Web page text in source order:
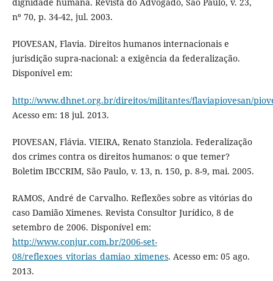
dignidade humana. Revista do Advogado, São Paulo, v. 23,
nº 70, p. 34-42, jul. 2003.
PIOVESAN, Flavia. Direitos humanos internacionais e
jurisdição supra-nacional: a exigência da federalização.
Disponível em:
http://www.dhnet.org.br/direitos/militantes/flaviapiovesan/
Acesso em: 18 jul. 2013.
PIOVESAN, Flávia. VIEIRA, Renato Stanziola. Federalização
dos crimes contra os direitos humanos: o que temer?
Boletim IBCCRIM, São Paulo, v. 13, n. 150, p. 8-9, mai. 2005.
RAMOS, André de Carvalho. Reflexões sobre as vitórias do
caso Damião Ximenes. Revista Consultor Jurídico, 8 de
setembro de 2006. Disponível em:
http://www.conjur.com.br/2006-set-
08/reflexoes_vitorias_damiao_ximenes. Acesso em: 05 ago.
2013.